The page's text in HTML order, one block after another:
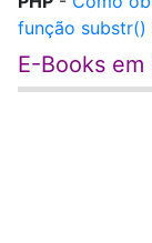
função substr()
E-Books em